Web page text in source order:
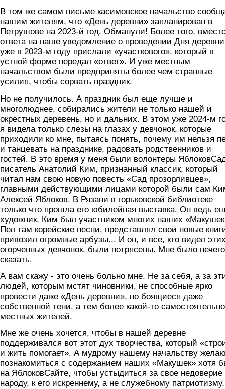
В том же самом письме касимовское начальство
нашим жителям, что «День деревни» запланирован в
Петрушове на 2023-й год. Обманули! Более того,
ответа на наше уведомление о проведении Дня деревни
уже в 2023-м году прислали «участкового», который в
устной форме передал «ответ». И уже местным
начальством были предприняты более чем странные
усилия, чтобы сорвать праздник.
Но не получилось. А праздник был еще лучше и
многолюднее, собирались жители не только нашей и
окрестных деревень, но и дальних. В этом уже 2024-м
я видела только слезы на глазах у девчонок, которые
приходили ко мне, пытаясь понять, почему им нельзя
и танцевать на празднике, радовать родственников и
гостей. В это время у меня были волонтеры
писатель Анатолий Ким, признанный классик, который
читал нам свою новую повесть «Сад прозорливцев»,
главными действующими лицами которой были сам
Алексей Яблоков. В Рязани в горьковской библиотеке
только что прошла его юбилейная выставка. Он ведь
художник. Ким был участником многих наших
Пел там корейские песни, представлял свои новые
привозил огромные арбузы... И он, и все, кто видел
огорченных девчонок, были потрясены. Мне было
сказать.
А вам скажу - это очень больно мне. Не за себя, а за
людей, которым мстят чиновники, не способные ярко
провести даже «День деревни», но боящиеся даже
собственной тени, а тем более какой-то
местных жителей.
Мне же очень хочется, чтобы в нашей деревне
поддерживался вот этот дух творчества, который
и жить помогает». А мудрому нашему начальству
познакомиться с содержанием наших «Макушек» хотя
на ЯблоковСайте, чтобы устыдиться за свое недоверие
народу, к его искреннему, а не служебному патриотизму.